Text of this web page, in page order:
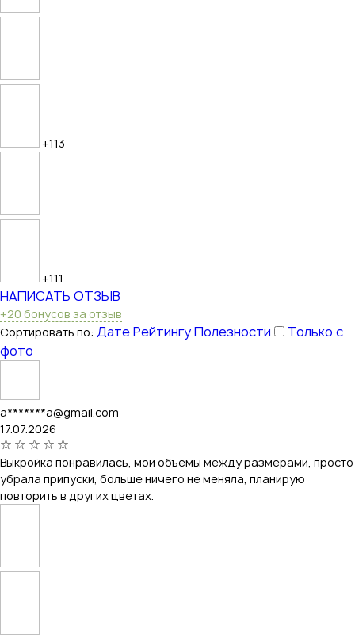
+113
+111
НАПИСАТЬ ОТЗЫВ
+20 бонусов за отзыв
Сортировать по: ДатеРейтингуПолезности
Только с
фото
a*******a@gmail.com
17.07.2026
Выкройка понравилась, мои объемы между размерами, просто
убрала припуски, больше ничего не меняла, планирую
повторить в других цветах.